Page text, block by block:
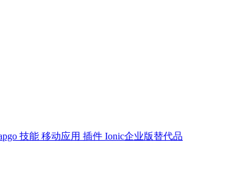
技能 移动应用 插件 Ionic企业版替代品